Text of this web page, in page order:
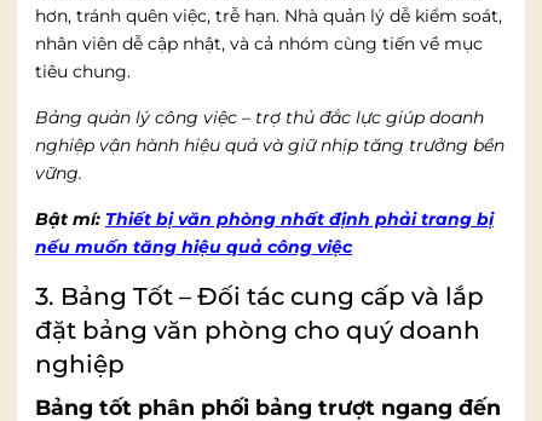
hơn, tránh quên việc, trễ hạn. Nhà quản lý dễ kiểm soát,
nhân viên dễ cập nhật, và cả nhóm cùng tiến về mục
tiêu chung.
Bảng quản lý công việc – trợ thủ đắc lực giúp doanh
nghiệp vận hành hiệu quả và giữ nhịp tăng trưởng bền
vững.
Bật mí: Thiết bị văn phòng nhất định phải trang bị
nếu muốn tăng hiệu quả công việc
3. Bảng Tốt – Đối tác cung cấp và lắp
đặt bảng văn phòng cho quý doanh
nghiệp
Bảng tốt phân phối bảng trượt ngang đến